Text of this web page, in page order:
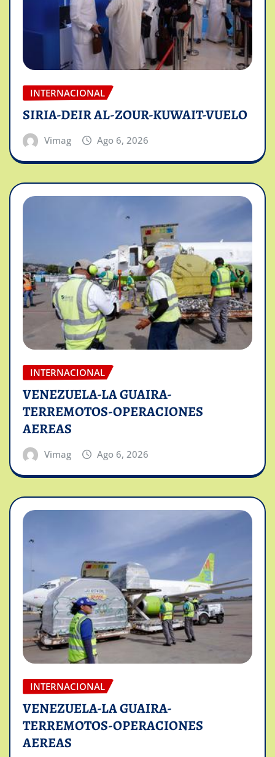
INTERNACIONAL
SIRIA-DEIR AL-ZOUR-KUWAIT-VUELO
Vimag Ago 6, 2026
INTERNACIONAL
VENEZUELA-LA GUAIRA-
TERREMOTOS-OPERACIONES
AEREAS
Vimag Ago 6, 2026
INTERNACIONAL
VENEZUELA-LA GUAIRA-
TERREMOTOS-OPERACIONES
AEREAS